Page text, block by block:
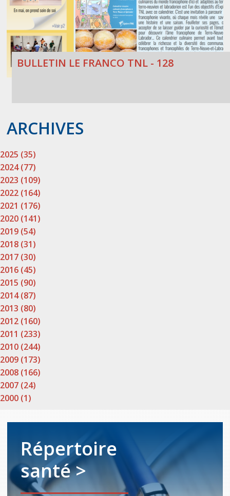
BULLETIN LE FRANCO TNL - 128
ARCHIVES
2025 (35)
2024 (77)
2023 (109)
2022 (164)
2021 (176)
2020 (141)
2019 (54)
2018 (31)
2017 (30)
2016 (45)
2015 (90)
2014 (87)
2013 (80)
2012 (160)
2011 (233)
2010 (244)
2009 (173)
2008 (166)
2007 (24)
2000 (1)
Répertoire
santé >